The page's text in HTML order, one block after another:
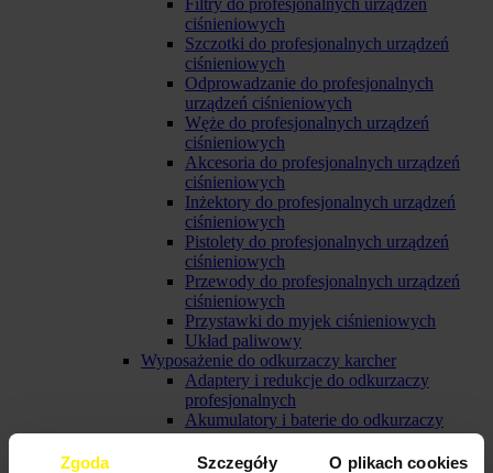
Zgoda Szczegóły O plikach cookies
Filtry do profesjonalnych urządzeń
ciśnieniowych
Szczotki do profesjonalnych urządzeń
ciśnieniowych
Odprowadzanie do profesjonalnych
urządzeń ciśnieniowych
Węże do profesjonalnych urządzeń
ciśnieniowych
Akcesoria do profesjonalnych urządzeń
ciśnieniowych
Inżektory do profesjonalnych urządzeń
ciśnieniowych
Pistolety do profesjonalnych urządzeń
ciśnieniowych
Przewody do profesjonalnych urządzeń
ciśnieniowych
Przystawki do myjek ciśnieniowych
Układ paliwowy
Wyposażenie do odkurzaczy karcher
Adaptery i redukcje do odkurzaczy
profesjonalnych
Akumulatory i baterie do odkurzaczy
profesjonalnych
Filtry do odkurzaczy profesjonalnych